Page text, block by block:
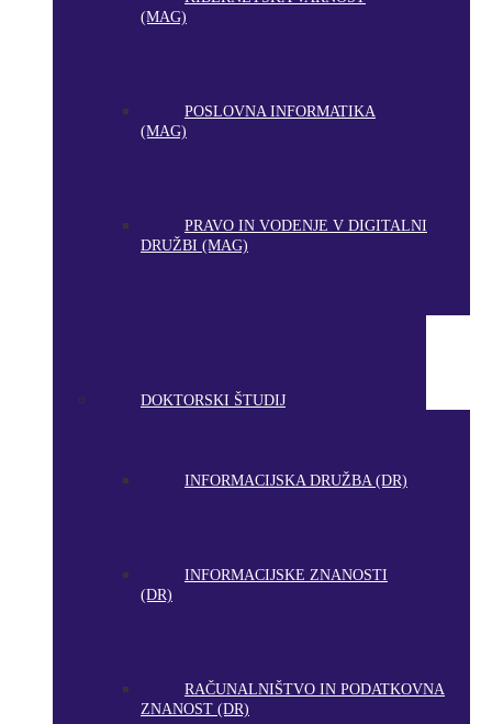
(MAG)
POSLOVNA INFORMATIKA
(MAG)
PRAVO IN VODENJE V DIGITALNI
DRUŽBI (MAG)
DOKTORSKI ŠTUDIJ
INFORMACIJSKA DRUŽBA (DR)
INFORMACIJSKE ZNANOSTI
(DR)
RAČUNALNIŠTVO IN PODATKOVNA
ZNANOST (DR)